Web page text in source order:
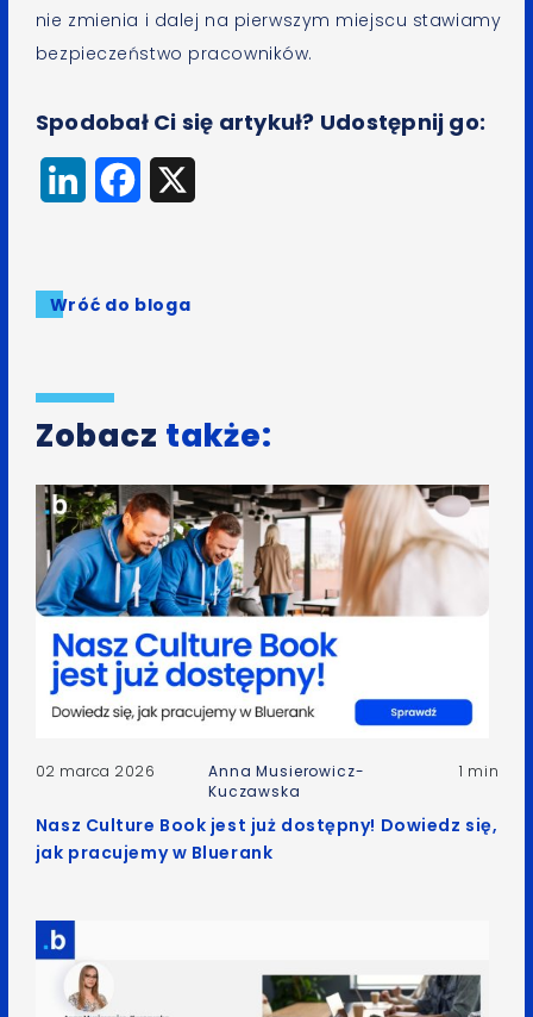
nie zmienia i dalej na pierwszym miejscu stawiamy
bezpieczeństwo pracowników.
Spodobał Ci się artykuł? Udostępnij go:
LinkedInFacebook
Wróć do bloga
Zobacz także:
02 marca 2026
Anna Musierowicz-
Kuczawska
1 min
Nasz Culture Book jest już dostępny! Dowiedz się,
jak pracujemy w Bluerank